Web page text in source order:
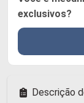
exclusivos?
Descrição